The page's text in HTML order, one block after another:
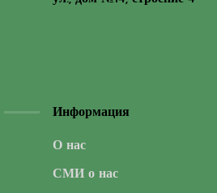
Информация
О нас
СМИ о нас